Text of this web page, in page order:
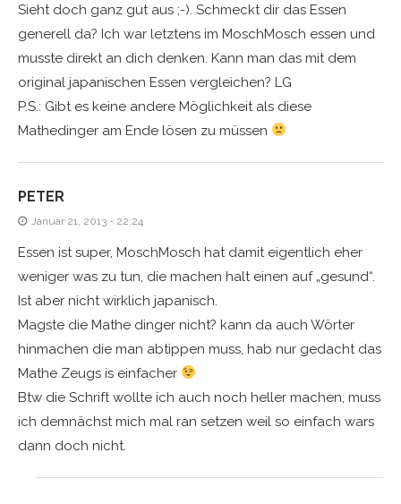
Sieht doch ganz gut aus ;-). Schmeckt dir das Essen
generell da? Ich war letztens im MoschMosch essen und
musste direkt an dich denken. Kann man das mit dem
original japanischen Essen vergleichen? LG
P.S.: Gibt es keine andere Möglichkeit als diese
Mathedinger am Ende lösen zu müssen
PETER
Januar 21, 2013 - 22:24
Essen ist super, MoschMosch hat damit eigentlich eher
weniger was zu tun, die machen halt einen auf „gesund“.
Ist aber nicht wirklich japanisch.
Magste die Mathe dinger nicht? kann da auch Wörter
hinmachen die man abtippen muss, hab nur gedacht das
Mathe Zeugs is einfacher
Btw die Schrift wollte ich auch noch heller machen, muss
ich demnächst mich mal ran setzen weil so einfach wars
dann doch nicht.